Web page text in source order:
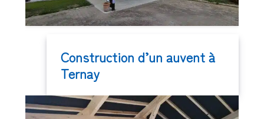
Construction d’un auvent à
Ternay